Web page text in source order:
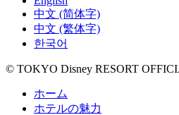
中文 (简体字)
中文 (繁体字)
한국어
© TOKYO Disney RESORT
ホーム
ホテルの魅力